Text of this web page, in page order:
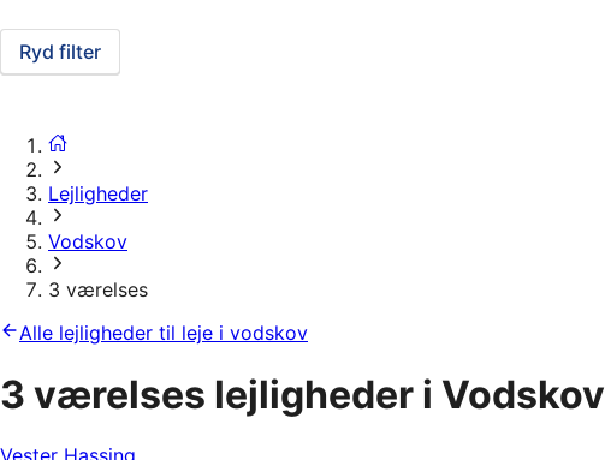
Ryd filter
Lejligheder
Vodskov
3 værelses
Alle lejligheder til leje i vodskov
3 værelses lejligheder i Vodskov